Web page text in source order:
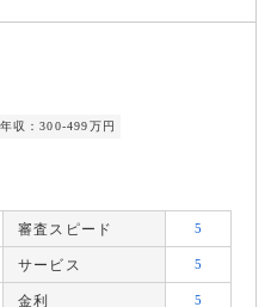
年収：300-499万円
審査スピード 5
サービス 5
金利 5